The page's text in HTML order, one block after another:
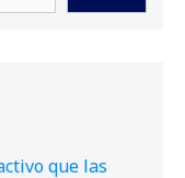
que las